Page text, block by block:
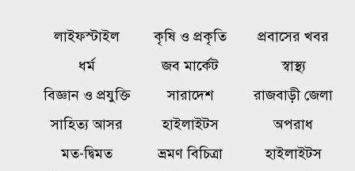
কোনো প্ররোচনায় বাংলাদেশের
মানুষ আর বিভ্রান্ত হবে না :
প্রধানমন্ত্রী
কাল এসএসসি পরীক্ষার ফলাফল
লাইফস্টাইল কৃষি ও প্রকৃতি
প্রবাসের খবর
ধর্ম
জব মার্কেট
স্বাস্থ্য
বিজ্ঞান ও প্রযুক্তি
সারাদেশ
রাজবাড়ী জেলা
সাহিত্য আসর
হাইলাইটস
অপরাধ
মত-দ্বিমত
ভ্রমণ বিচিত্রা
হাইলাইটস